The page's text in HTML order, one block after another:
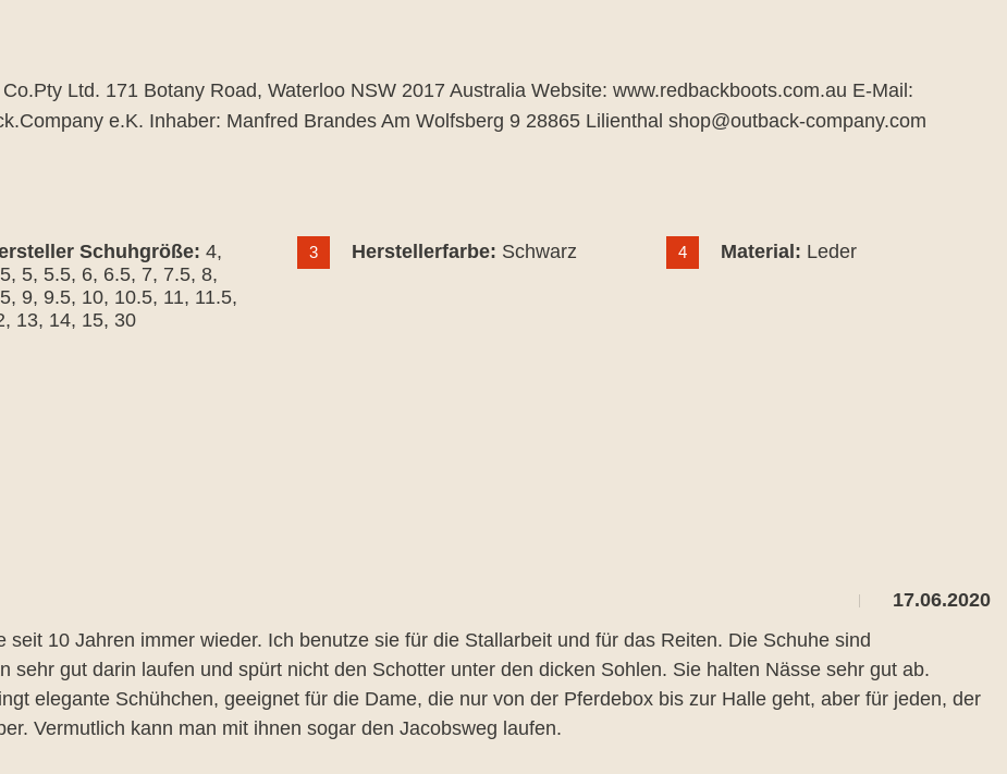
Ltd. 171 Botany Road, Waterloo NSW 2017 Australia Website: www.redbackboots.com.au E-Mail:
e.K. Inhaber: Manfred Brandes Am Wolfsberg 9 28865 Lilienthal shop@outback-company.com
Schuhgröße: 4,
, 5, 5.5, 6, 6.5, 7, 7.5, 8,
, 9, 9.5, 10, 10.5, 11, 11.5,
, 13, 14, 15, 30
3 Herstellerfarbe: Schwarz 4 Material: Leder
17.06.2020
10 Jahren immer wieder. Ich benutze sie für die Stallarbeit und für das Reiten. Die Schuhe sind
sehr gut darin laufen und spürt nicht den Schotter unter den dicken Sohlen. Sie halten Nässe sehr gut ab.
elegante Schühchen, geeignet für die Dame, die nur von der Pferdebox bis zur Halle geht, aber für jeden, der
Vermutlich kann man mit ihnen sogar den Jacobsweg laufen.